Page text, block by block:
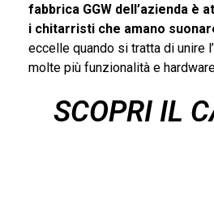
fabbrica GGW dell’azienda
i chitarristi che amano
eccelle quando si tratta di unire
molte più funzionalità e
SCOPRI IL